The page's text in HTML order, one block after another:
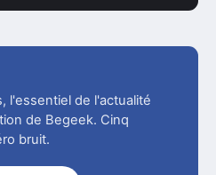
l'essentiel de l'actualité
de Begeek. Cinq
bruit.